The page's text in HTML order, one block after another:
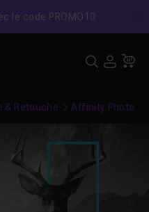
le code PROMO10
& Retouche Affinity Photo